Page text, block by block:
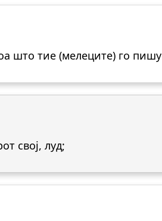
што тие (мелеците) го
свој, луд;